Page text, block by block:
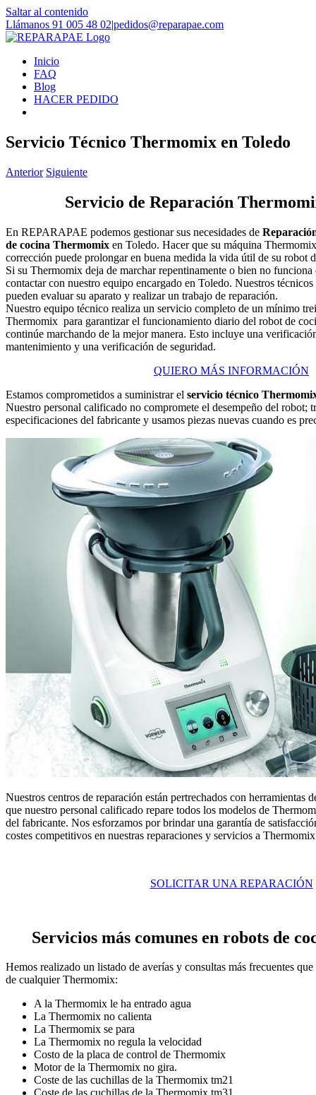
Saltar al contenido
Llámanos 91 005 48 02|pedidos@reparapae.com
Inicio
FAQ
Blog
HACER PEDIDO
Servicio Técnico Thermomix en Toledo
Anterior Siguiente
Servicio de Reparación
En REPARAPAE podemos gestionar sus necesidades de
de cocina Thermomix en Toledo. Hacer que su máquina
corrección puede prolongar en buena medida la vida útil de su robot
Si su Thermomix deja de marchar repentinamente o bien no
contactar con nuestro equipo encargado en Toledo. Nuestros
pueden evaluar su aparato y realizar un trabajo de reparación.
Nuestro equipo técnico realiza un servicio completo de un mínimo
Thermomix para garantizar el funcionamiento diario del robot de
continúe marchando de la mejor manera. Esto incluye una
mantenimiento y una verificación de seguridad.
QUIERO MÁS INFORMACIÓN
Estamos comprometidos a suministrar el servicio técnico
Nuestro personal calificado no compromete el desempeño del robot;
especificaciones del fabricante y usamos piezas nuevas cuando es
Nuestros centros de reparación están pertrechados con herramientas
que nuestro personal calificado repare todos los modelos de
del fabricante. Nos esforzamos por brindar una garantía de
costes competitivos en nuestras reparaciones y servicios a
SOLICITAR UNA REPARACIÓN
Servicios más comunes en robots de
Hemos realizado un listado de averías y consultas más frecuentes
de cualquier Thermomix:
A la Thermomix le ha entrado agua
La Thermomix no calienta
La Thermomix se para
La Thermomix no regula la velocidad
Costo de la placa de control de Thermomix
Motor de la Thermomix no gira.
Coste de las cuchillas de la Thermomix tm21